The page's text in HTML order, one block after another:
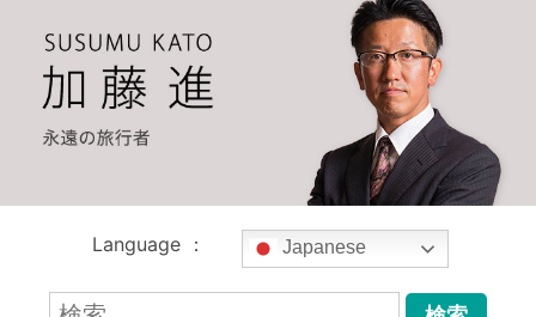
Language ： Japanese
検